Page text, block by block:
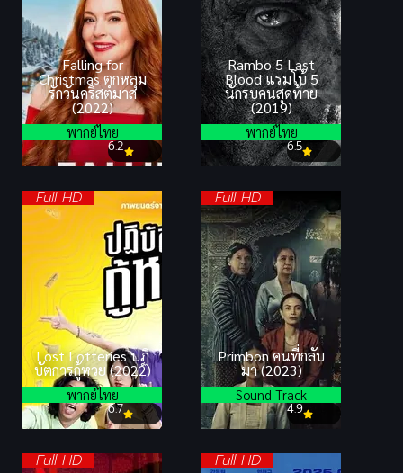
Falling for
Christmas ตกหลุม
รักวันคริสต์มาส
(2022)
6.2
พากย์ไทย
Rambo 5 Last
Blood แรมโบ้ 5
นักรบคนสุดท้าย
(2019)
6.5
พากย์ไทย
Full HD
Lost Lotteries ปฏิ
บัตการกู้หวย (2022)
6.7
พากย์ไทย
Full HD
Primbon คนที่กลับ
มา (2023)
4.9
Sound Track
Full HD Full HD